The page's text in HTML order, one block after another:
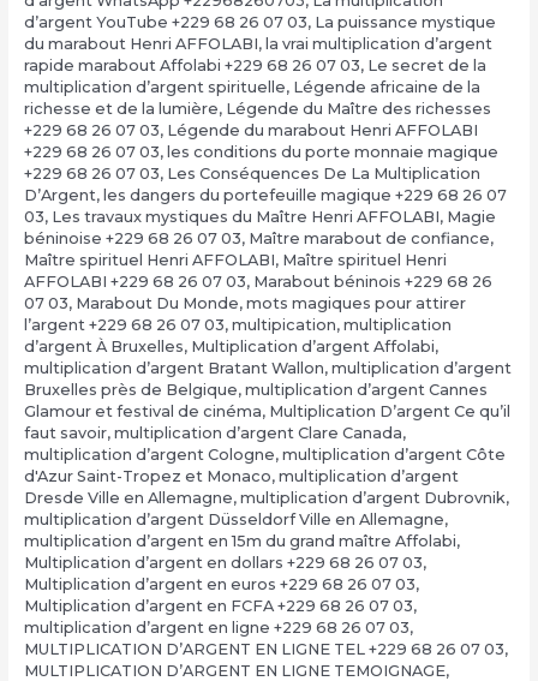
d’argent YouTube +229 68 26 07 03, La puissance mystique
du marabout Henri AFFOLABI, la vrai multiplication d’argent
rapide marabout Affolabi +229 68 26 07 03, Le secret de la
multiplication d’argent spirituelle, Légende africaine de la
richesse et de la lumière, Légende du Maître des richesses
+229 68 26 07 03, Légende du marabout Henri AFFOLABI
+229 68 26 07 03, les conditions du porte monnaie magique
+229 68 26 07 03, Les Conséquences De La Multiplication
D’Argent, les dangers du portefeuille magique +229 68 26 07
03, Les travaux mystiques du Maître Henri AFFOLABI, Magie
béninoise +229 68 26 07 03, Maître marabout de confiance,
Maître spirituel Henri AFFOLABI, Maître spirituel Henri
AFFOLABI +229 68 26 07 03, Marabout béninois +229 68 26
07 03, Marabout Du Monde, mots magiques pour attirer
l’argent +229 68 26 07 03, multipication, multiplication
d’argent À Bruxelles, Multiplication d’argent Affolabi,
multiplication d’argent Bratant Wallon, multiplication d’argent
Bruxelles près de Belgique, multiplication d’argent Cannes
Glamour et festival de cinéma, Multiplication D’argent Ce qu’il
faut savoir, multiplication d’argent Clare Canada,
multiplication d’argent Cologne, multiplication d’argent Côte
d'Azur Saint-Tropez et Monaco, multiplication d’argent
Dresde Ville en Allemagne, multiplication d’argent Dubrovnik,
multiplication d’argent Düsseldorf Ville en Allemagne,
multiplication d’argent en 15m du grand maître Affolabi,
Multiplication d’argent en dollars +229 68 26 07 03,
Multiplication d’argent en euros +229 68 26 07 03,
Multiplication d’argent en FCFA +229 68 26 07 03,
multiplication d’argent en ligne +229 68 26 07 03,
MULTIPLICATION D’ARGENT EN LIGNE TEL +229 68 26 07 03,
MULTIPLICATION D’ARGENT EN LIGNE TEMOIGNAGE,